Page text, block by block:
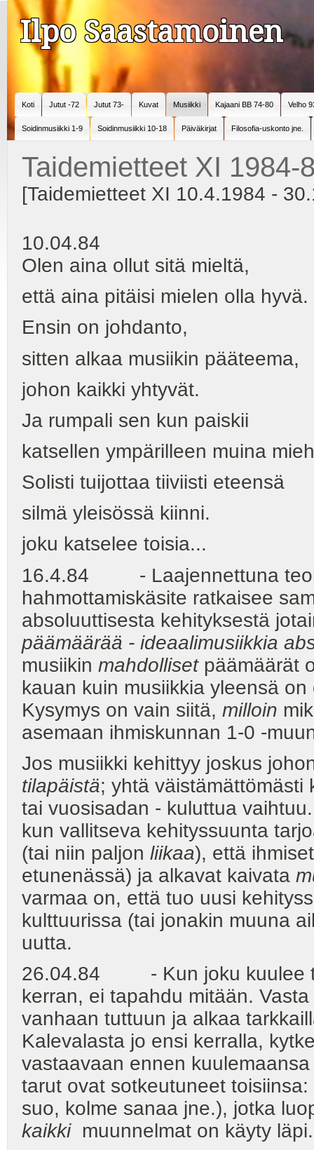
Ilpo Saastamoinen
Koti Jutut -72 Jutut 73- Kuvat Musiikki Kajaani BB 74-80 Velho
Soidinmusiikki 1-9 Soidinmusiikki 10-18 Päiväkirjat Filosofia-uskonto jne.
Taidemietteet XI 1984-
[Taidemietteet XI 10.4.1984 -
10.04.84
Olen aina ollut sitä mieltä,
että aina pitäisi mielen olla hyvä.
Ensin on johdanto,
sitten alkaa musiikin pääteema,
johon kaikki yhtyvät.
Ja rumpali sen kun paiskii
katsellen ympärilleen muina
Solisti tuijottaa tiiviisti eteensä
silmä yleisössä kiinni.
joku katselee toisia...
16.4.84 - Laajennettuna
hahmottamiskäsite ratkaisee
absoluuttisesta kehityksestä
päämäärää - ideaalimusiikkia
musiikin mahdolliset päämäärät
kauan kuin musiikkia yleensä
Kysymys on vain siitä, milloin
asemaan ihmiskunnan 1-0 -
Jos musiikki kehittyy joskus
tilapäistä; yhtä väistämättömästi
tai vuosisadan - kuluttua
kun vallitseva kehityssuunta
(tai niin paljon liikaa), että
etunenässä) ja alkavat kaivata
varmaa on, että tuo uusi
kulttuurissa (tai jonakin muuna
uutta.
26.04.84 - Kun joku kuulee
kerran, ei tapahdu mitään.
vanhaan tuttuun ja alkaa
Kalevalasta jo ensi kerralla,
vastaavaan ennen
tarut ovat sotkeutuneet
suo, kolme sanaa jne.), jotka
kaikkimuunnelmat on käyty läpi.